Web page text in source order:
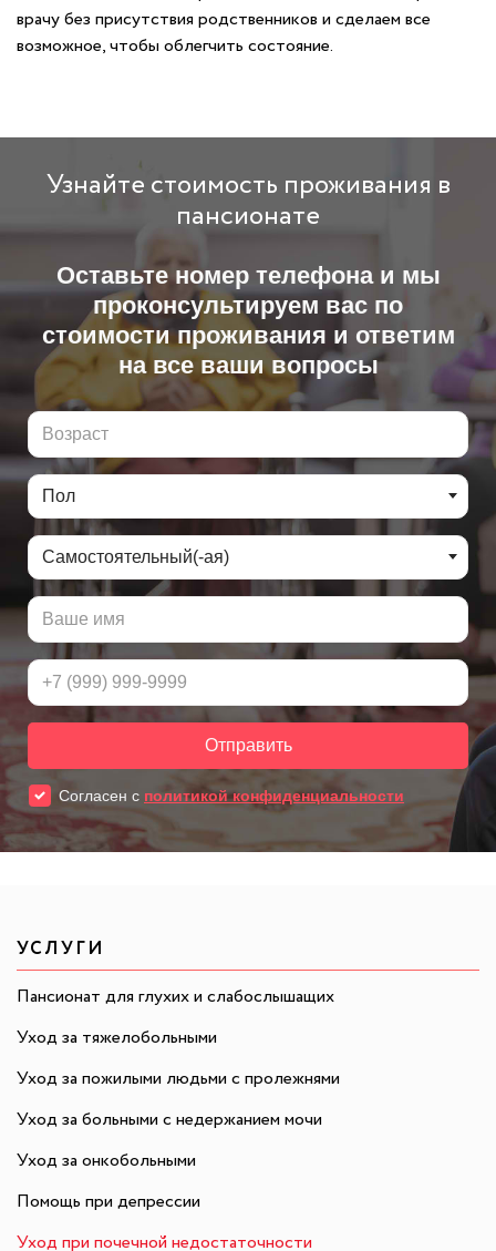
врачу без присутствия родственников и сделаем все
возможное, чтобы облегчить состояние.
Узнайте стоимость проживания в
пансионате
УСЛУГИ
Пансионат для глухих и слабослышащих
Уход за тяжелобольными
Уход за пожилыми людьми с пролежнями
Уход за больными с недержанием мочи
Уход за онкобольными
Помощь при депрессии
Уход при почечной недостаточности